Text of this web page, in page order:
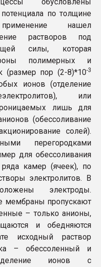
по толщине
нашел
растворов под
силы, которая
полимерных и
(размер пор (2-8)*10-3
ионов (отделение
или
лишь для
(обессоливание
солей).
перегородками
для обессоливания
ряда камер (ячеек), по
электролитов. В
электроды.
мембраны пропускают
– только анионы,
и обедняются
исходный раствор
– обессоленный и
ионов с